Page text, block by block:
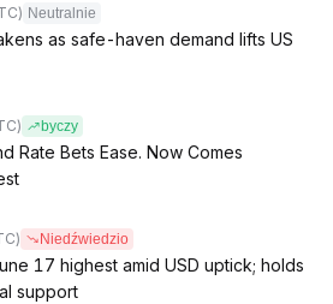
Neutralnie
as safe-haven demand lifts US
byczy
Rate Bets Ease. Now Comes
Niedźwiedzio
17 highest amid USD uptick; holds
support